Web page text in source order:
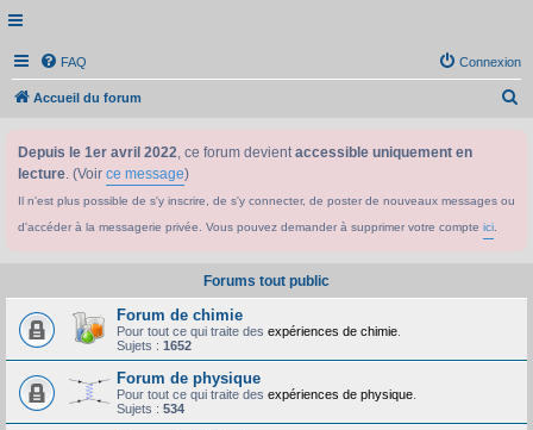
FAQ Connexion
Accueil du forum
h
Depuis le 1er avril 2022, ce forum devientaccessible uniquement en
lecture. (Voir ce message)
Il n'est plus possible de s'y inscrire, de s'y connecter, de poster de nouveaux messages ou
d'accéder à la messagerie privée. Vous pouvez demander à supprimer votre compte ici
Forums tout public
Forum de chimie
Pour tout ce qui traite des expériences de chimie
Sujets : 1652
Forum de physique
Pour tout ce qui traite des expériences de physique
Sujets : 534